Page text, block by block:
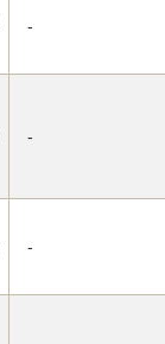
-
-
-